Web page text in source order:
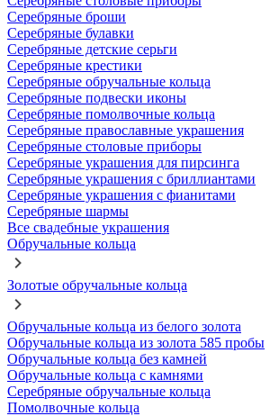
Серебряные броши
Серебряные булавки
Серебряные детские серьги
Серебряные крестики
Серебряные обручальные кольца
Серебряные подвески иконы
Серебряные помолвочные кольца
Серебряные православные украшения
Серебряные столовые приборы
Серебряные украшения для пирсинга
Серебряные украшения с бриллиантами
Серебряные украшения с фианитами
Серебряные шармы
Все свадебные украшения
Обручальные кольца
Золотые обручальные кольца
Обручальные кольца из белого золота
Обручальные кольца из золота 585 пробы
Обручальные кольца без камней
Обручальные кольца с камнями
Серебряные обручальные кольца
Помолвочные кольца